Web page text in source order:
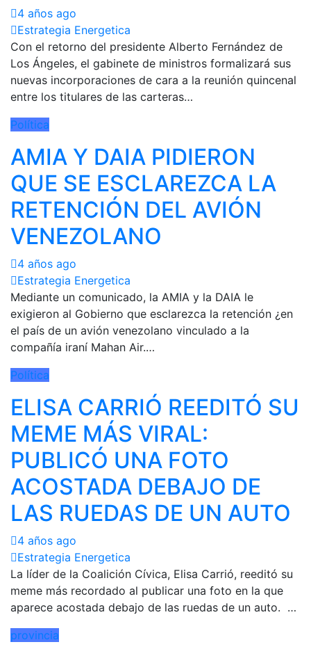
4 años ago
Estrategia Energetica
Con el retorno del presidente Alberto Fernández de
Los Ángeles, el gabinete de ministros formalizará sus
nuevas incorporaciones de cara a la reunión quincenal
entre los titulares de las carteras…
Política
AMIA Y DAIA PIDIERON
QUE SE ESCLAREZCA LA
RETENCIÓN DEL AVIÓN
VENEZOLANO
4 años ago
Estrategia Energetica
Mediante un comunicado, la AMIA y la DAIA le
exigieron al Gobierno que esclarezca la retención ¿en
el país de un avión venezolano vinculado a la
compañía iraní Mahan Air.…
Política
ELISA CARRIÓ REEDITÓ SU
MEME MÁS VIRAL:
PUBLICÓ UNA FOTO
ACOSTADA DEBAJO DE
LAS RUEDAS DE UN AUTO
4 años ago
Estrategia Energetica
La líder de la Coalición Cívica, Elisa Carrió, reeditó su
meme más recordado al publicar una foto en la que
aparece acostada debajo de las ruedas de un auto. …
provincia